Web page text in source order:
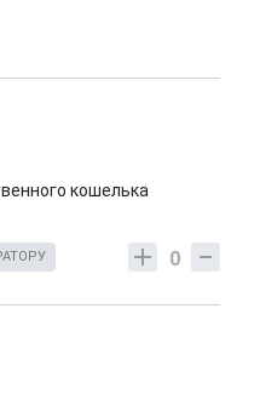
кошелька
0